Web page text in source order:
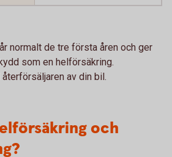
normalt de tre första åren och ger
som en helförsäkring.
av din bil.
och